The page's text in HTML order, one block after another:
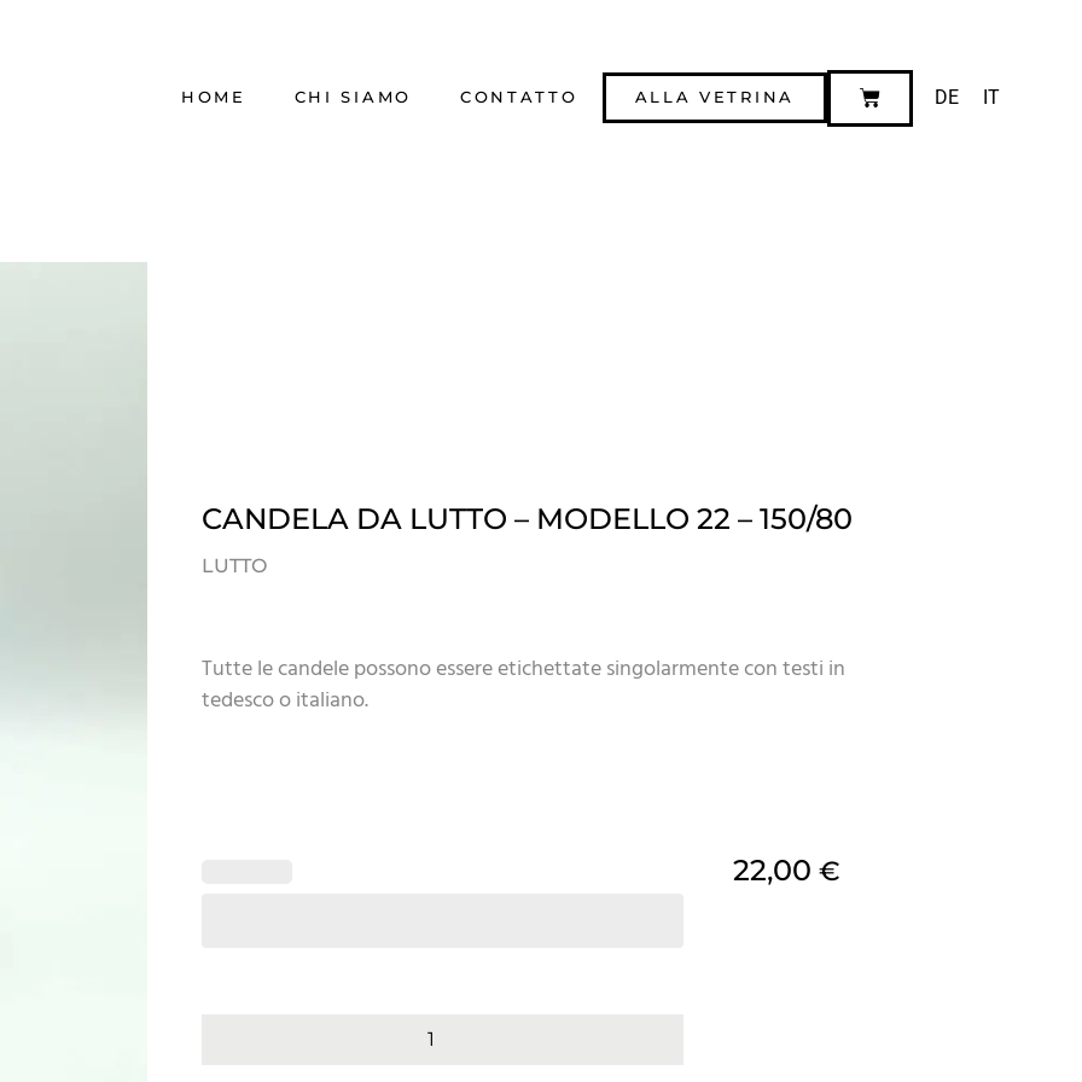
HOME CHI SIAMO CONTATTO ALLA VETRINA DE IT
CANDELA DA LUTTO – MODELLO 22 – 150/80
LUTTO
Tutte le candele possono essere etichettate singolarmente con testi in
tedesco o italiano.
22,00 €